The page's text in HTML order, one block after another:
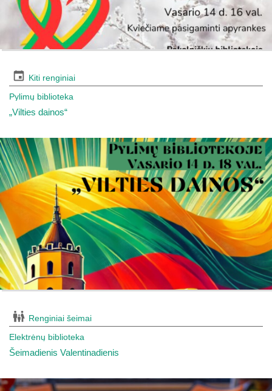
Kiti renginiai
Pylimų biblioteka
„Vilties dainos“
Renginiai šeimai
Elektrėnų biblioteka
Šeimadienis Valentinadienis